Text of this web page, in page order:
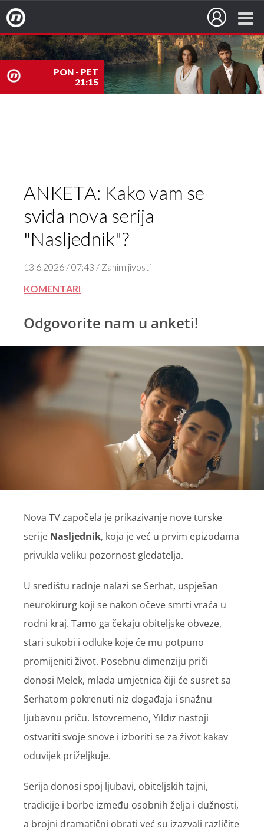
PON - PET
21:15
Nova TV
ANKETA: Kako vam se
sviđa nova serija
"Nasljednik"?
13.6.2026 / 07:43 / Zanimljivosti
KOMENTARI
Odgovorite nam u anketi!
Nova TV započela je prikazivanje nove turske
serije Nasljednik, koja je već u prvim epizodama
privukla veliku pozornost gledatelja.
U središtu radnje nalazi se Serhat, uspješan
neurokirurg koji se nakon očeve smrti vraća u
rodni kraj. Tamo ga čekaju obiteljske obveze,
stari sukobi i odluke koje će mu potpuno
promijeniti život. Posebnu dimenziju priči
donosi Melek, mlada umjetnica čiji će susret sa
Serhatom pokrenuti niz događaja i snažnu
ljubavnu priču. Istovremeno, Yıldız nastoji
ostvariti svoje snove i izboriti se za život kakav
oduvijek priželjkuje.
Serija donosi spoj ljubavi, obiteljskih tajni,
tradicije i borbe između osobnih želja i dužnosti,
a brojni dramatični obrati već su izazvali različite